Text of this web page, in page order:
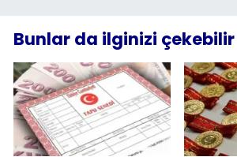
Bunlar da ilginizi çekebilir